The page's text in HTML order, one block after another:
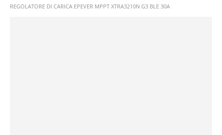
REGOLATORE DI CARICA EPEVER MPPT XTRA3210N G3 BLE 30A